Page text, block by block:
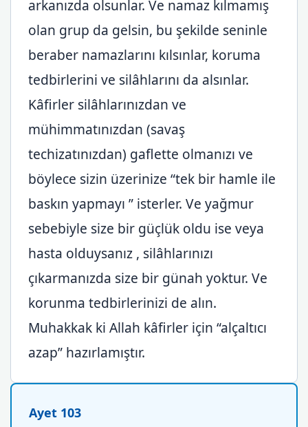
arkanızda olsunlar. Ve namaz kılmamış
olan grup da gelsin, bu şekilde seninle
beraber namazlarını kılsınlar, koruma
tedbirlerini ve silâhlarını da alsınlar.
Kâfirler silâhlarınızdan ve
mühimmatınızdan (savaş
techizatınızdan) gaflette olmanızı ve
böylece sizin üzerinize “tek bir hamle ile
baskın yapmayı ” isterler. Ve yağmur
sebebiyle size bir güçlük oldu ise veya
hasta olduysanız , silâhlarınızı
çıkarmanızda size bir günah yoktur. Ve
korunma tedbirlerinizi de alın.
Muhakkak ki Allah kâfirler için “alçaltıcı
azap” hazırlamıştır.
Ayet 103